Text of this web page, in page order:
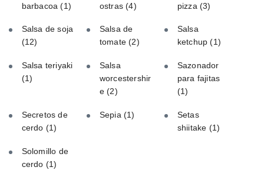
barbacoa(1)
ostras(4)
pizza(3)
Salsa de soja
(12)
Salsa de
tomate(2)
Salsa
ketchup(1)
Salsa teriyaki
(1)
Salsa
worcestershir
e(2)
Sazonador
para fajitas
(1)
Secretos de
cerdo (1)
Sepia (1)
Setas
shiitake (1)
Solomillo de
cerdo (1)